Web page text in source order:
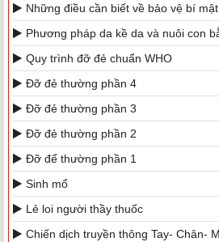
Những điều cần biết về bảo vệ bí
Phương pháp da kề da và nuôi con
Quy trình đỡ đẻ chuẩn WHO
Đỡ đẻ thường phần 4
Đỡ đẻ thường phần 3
Đỡ đẻ thường phần 2
Đỡ để thường phần 1
Sinh mổ
Lẻ loi người thầy thuốc
Chiến dịch truyền thông Tay- Chân-